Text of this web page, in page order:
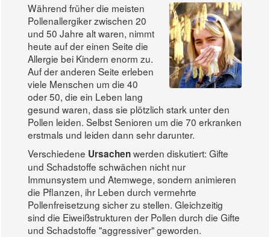
Während früher die meisten
Pollenallergiker zwischen 20
und 50 Jahre alt waren, nimmt
heute auf der einen Seite die
Allergie bei Kindern enorm zu.
Auf der anderen Seite erleben
viele Menschen um die 40
oder 50, die ein Leben lang
gesund waren, dass sie plötzlich stark unter den
Pollen leiden. Selbst Senioren um die 70 erkranken
erstmals und leiden dann sehr darunter.
Verschiedene Ursachenwerden diskutiert: Gifte
und Schadstoffe schwächen nicht nur
Immunsystem und Atemwege, sondern animieren
die Pflanzen, ihr Leben durch vermehrte
Pollenfreisetzung sicher zu stellen. Gleichzeitig
sind die Eiweißstrukturen der Pollen durch die Gifte
und Schadstoffe "aggressiver" geworden.